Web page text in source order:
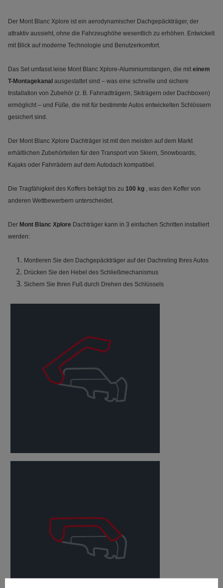
Der Mont Blanc Xplore ist ein aerodynamischer Dachgepäckträger, der
attraktiv aussieht, ohne die Fahrzeughöhe wesentlich zu erhöhen. Entwickelt
mit Blick auf moderne Technologie und Benutzerkomfort.
Das Set umfasst leise Mont Blanc Xplore-Aluminiumstangen, die mit einem
T-Montagekanal ausgestattet sind – was eine schnelle und sichere
Installation von Zubehör (z. B. Fahrradträgern, Skiträgern oder Dachboxen)
ermöglicht – und Füße, die mit für bestimmte Autos entwickelten Schlössern
gesichert sind.
Der Mont Blanc Xplore Dachträger ist mit den meisten auf dem Markt
erhältlichen Zubehörteilen für den Transport von Skiern, Snowboards,
Kajaks oder Fahrrädern auf dem Autodach kompatibel.
Die Tragfähigkeit des Koffers beträgt bis zu 100 kg , was den Koffer von
anderen Wettbewerbern unterscheidet.
Der Mont Blanc Xplore Dachträger kann in 3 einfachen Schritten installiert
werden:
Montieren Sie den Dachgepäckträger auf der Dachreling Ihres Autos
Drücken Sie den Hebel des Schließmechanismus
Sichern Sie Ihren Fuß durch Drehen des Schlüssels